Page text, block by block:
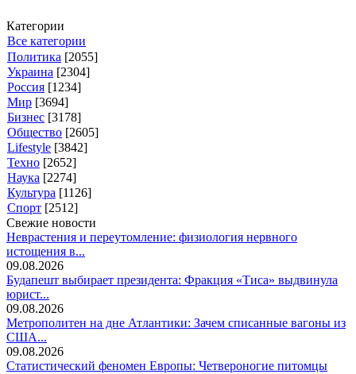
Категории
Все категории
Политика [2055]
Украина [2304]
Россия [1234]
Мир [3694]
Бизнес [3178]
Общество [2605]
Lifestyle [3842]
Техно [2652]
Наука [2274]
Культура [1126]
Спорт [2512]
Свежие новости
Неврастения и переутомление: физиология нервного
истощения в...
09.08.2026
Будапешт выбирает президента: Фракция «Тиса» выдвинула
юрист...
09.08.2026
Метрополитен на дне Атлантики: Зачем списанные вагоны из
США...
09.08.2026
Статистический феномен Европы: Четвероногие питомцы